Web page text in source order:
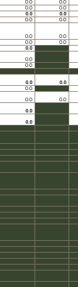
0.0 0.0
0.0 0.0
0.0 0.0
0.0 0.0
0.0 0.0
0.0 0.0
0.0
0.0
0.0
0.0 0.0
0.0
0.0 0.0
0.0
0.0